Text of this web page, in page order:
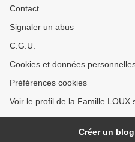
Contact
Signaler un abus
C.G.U.
Cookies et données
Préférences cookies
Voir le profil de la Famille LOUX
Créer un